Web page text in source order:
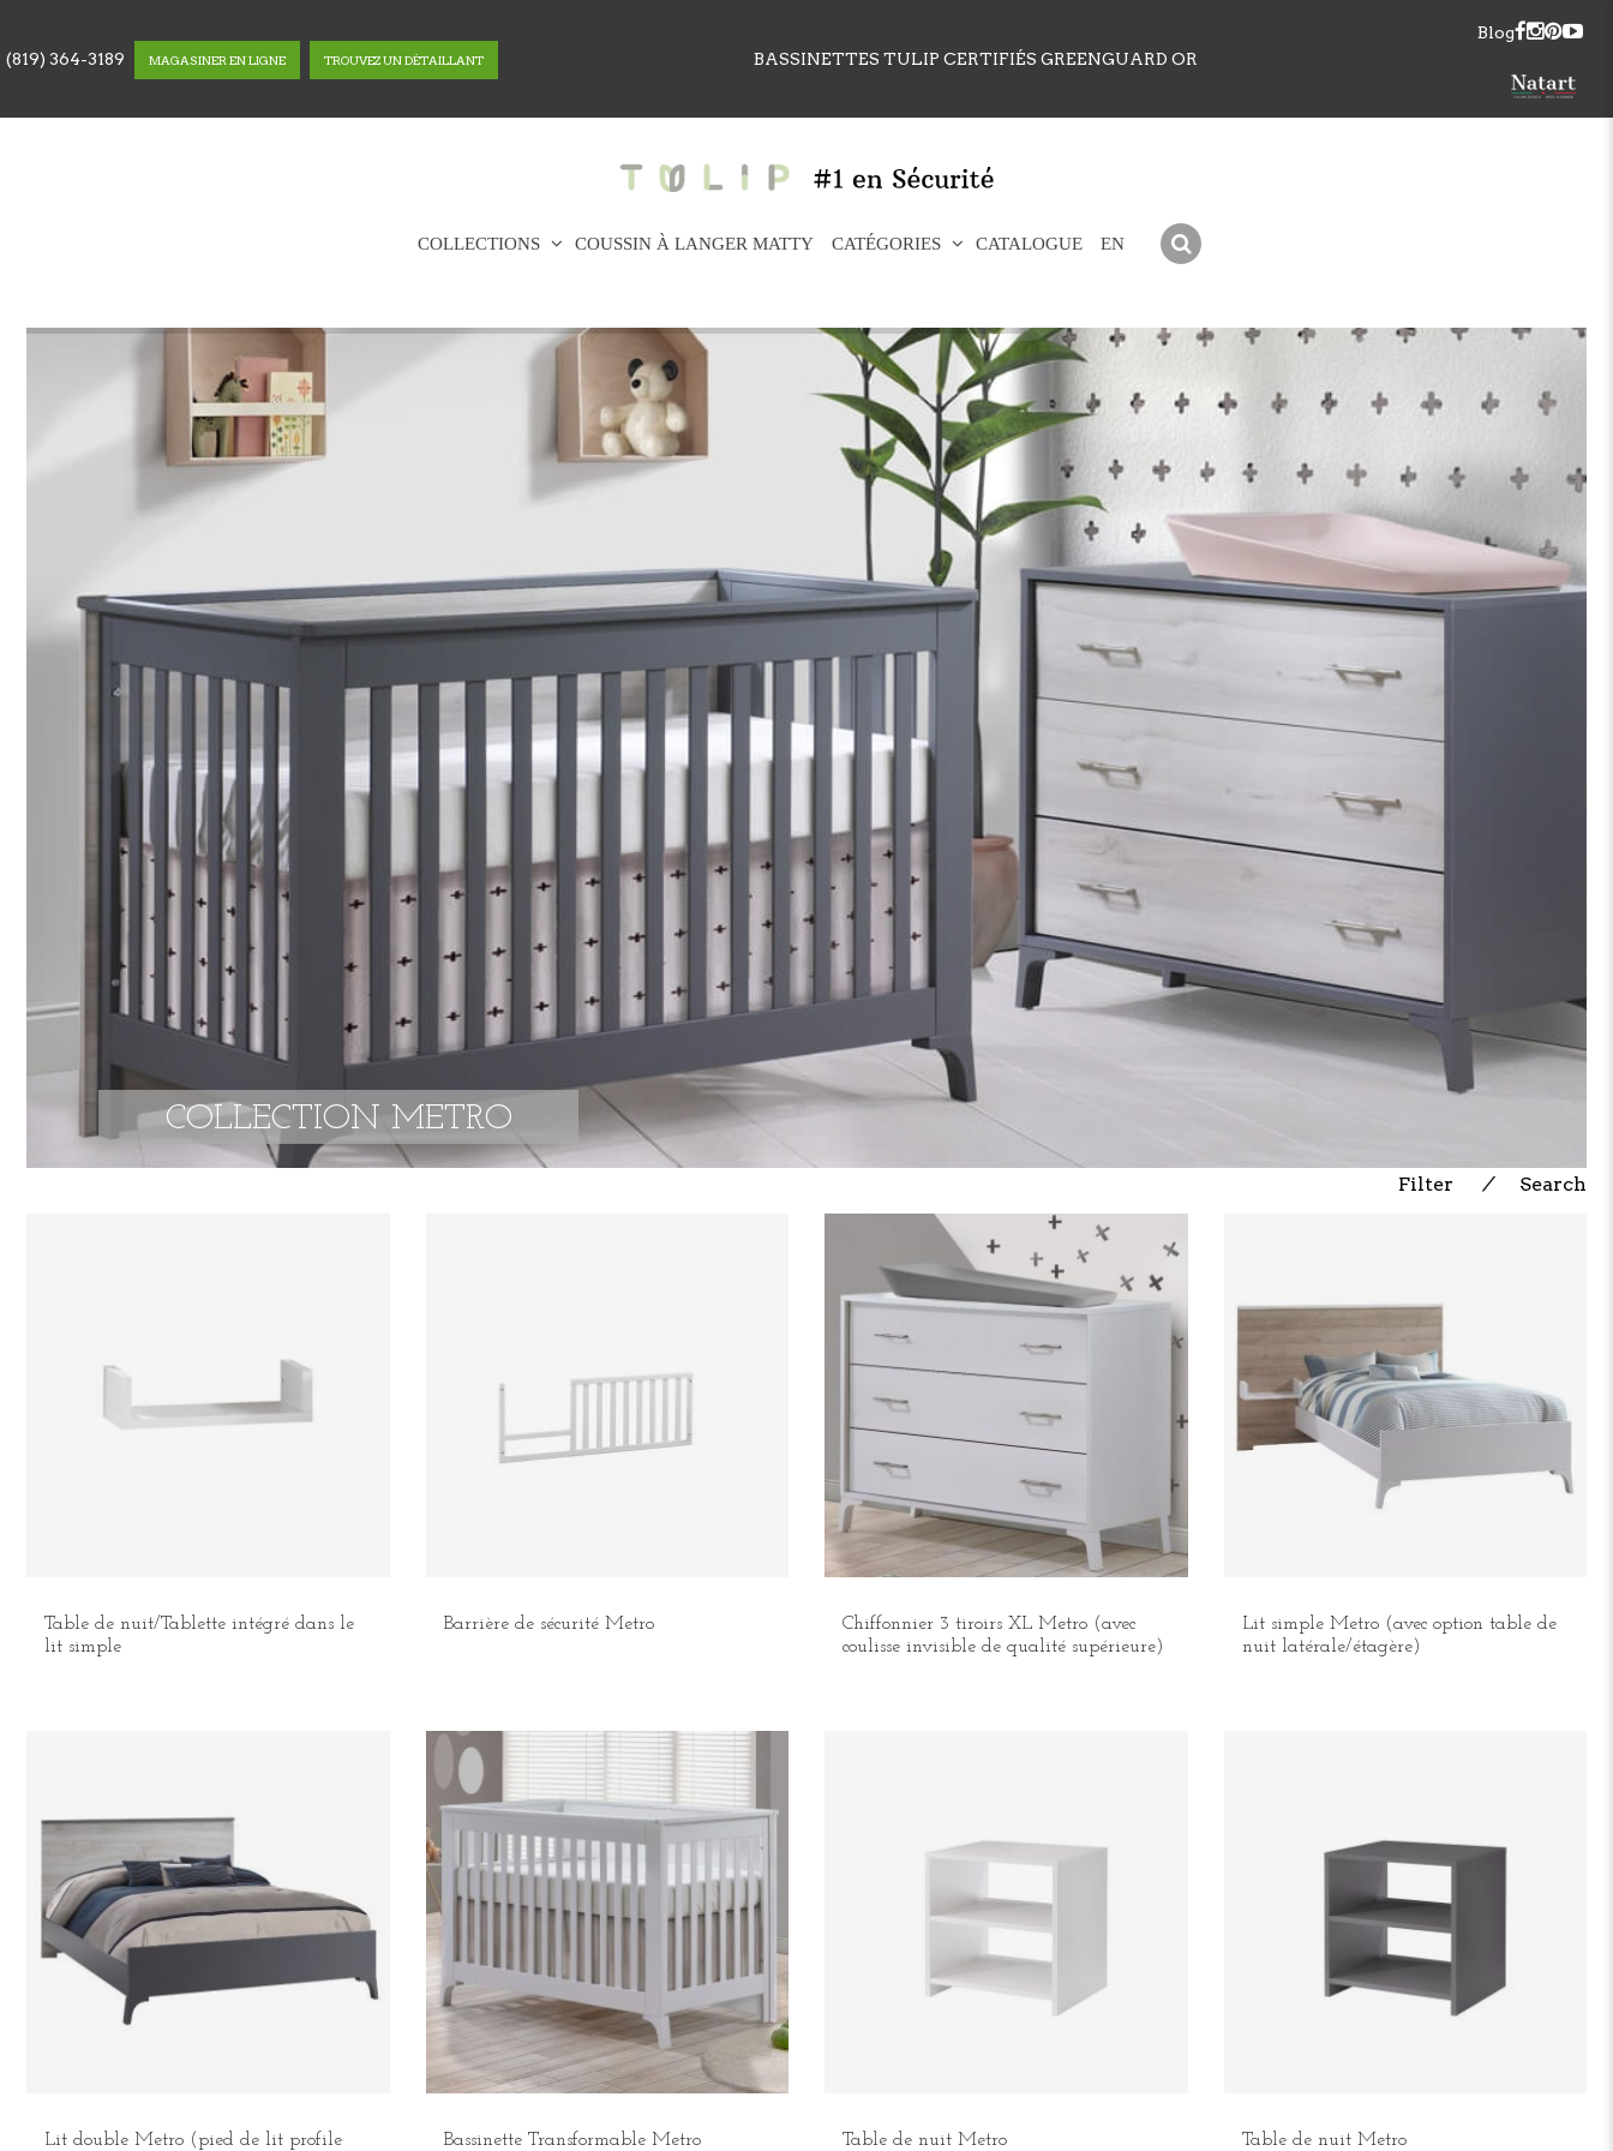
(819) 364-3189 MAGASINER EN LIGNE TROUVEZ UN DÉTAILLANT BASSINETTES TULIP CERTIFIÉS GREENGUARD OR
Blog
COLLECTIONS COUSSIN À LANGER MATTY CATÉGORIES CATALOGUE EN
COLLECTION METRO
Filter ⁄ Search
Table de nuit/Tablette intégré dans le
lit simple
Barrière de sécurité Metro
Chiffonnier 3 tiroirs XL Metro (avec
coulisse invisible de qualité supérieure)
Lit simple Metro (avec option table de
nuit latérale/étagère)
Lit double Metro (pied de lit profile Bassinette Transformable Metro Table de nuit Metro Table de nuit Metro